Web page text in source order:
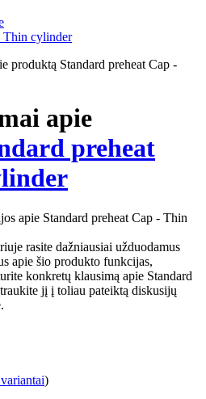
Thin cylinder
apie
preheat
apie Standard preheat Cap - Thin
rasite dažniausiai užduodamus
apie šio produkto funkcijas,
konkretų klausimą apie Standard
jį į toliau pateiktą diskusijų
)